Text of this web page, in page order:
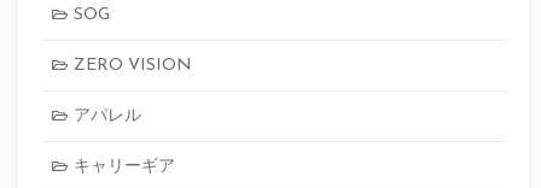
SOG
ZERO VISION
アパレル
キャリーギア